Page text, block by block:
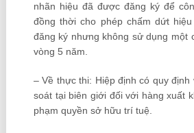
nhãn hiệu đã được đăng ký để
đồng thời cho phép chấm dứt
đăng ký nhưng không sử dụng một
vòng 5 năm.
– Về thực thi: Hiệp định có quy định
soát tại biên giới đối với hàng xuất
phạm quyền sở hữu trí tuệ.